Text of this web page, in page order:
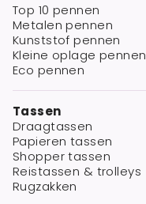
Top 10 pennen
Metalen pennen
Kunststof pennen
Kleine oplage pennen
Eco pennen
Tassen
Draagtassen
Papieren tassen
Shopper tassen
Reistassen & trolleys
Rugzakken